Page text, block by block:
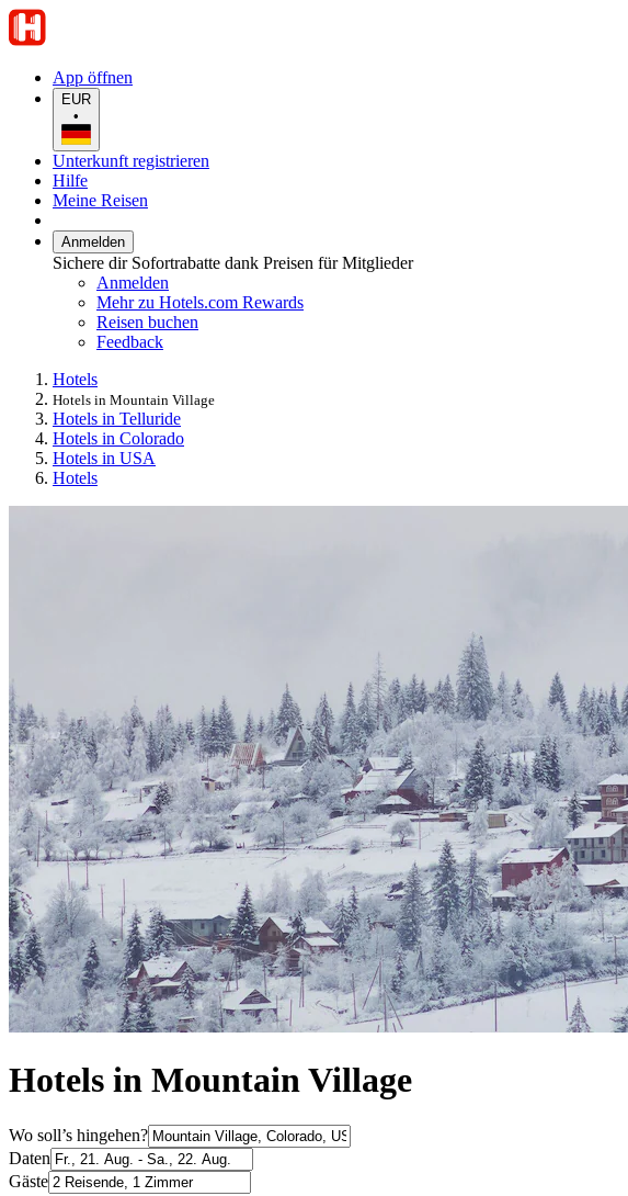
App öffnen
EUR
•
Unterkunft registrieren
Hilfe
Meine Reisen
Anmelden
Sichere dir Sofortrabatte dank Preisen für Mitglieder
Anmelden
Mehr zu Hotels.com Rewards
Reisen buchen
Feedback
Hotels
Hotels in Mountain Village
Hotels in Telluride
Hotels in Colorado
Hotels in USA
Hotels
Hotels in Mountain Village
Wo soll’s hingehen?
Daten
Gäste